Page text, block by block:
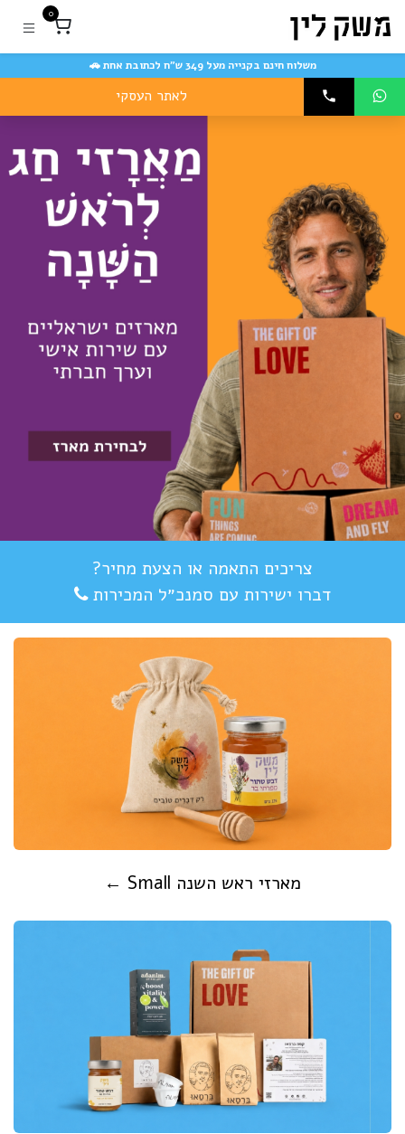
0
משלוח חינם בקנייה מעל 349 ש״ח לכתובת אחת 🚗
צריכים התאמה או הצעת מחיר?
דברו ישירות עם סמנכ״ל המכירות
מארזי ראש השנה Small ←
לאתר העסקי